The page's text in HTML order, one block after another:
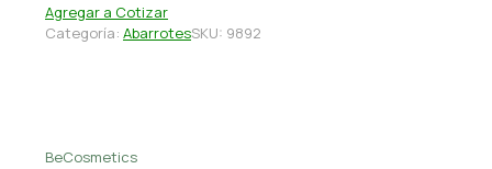
Agregar a Cotizar
Categoría: AbarrotesSKU: 9892
BeCosmetics